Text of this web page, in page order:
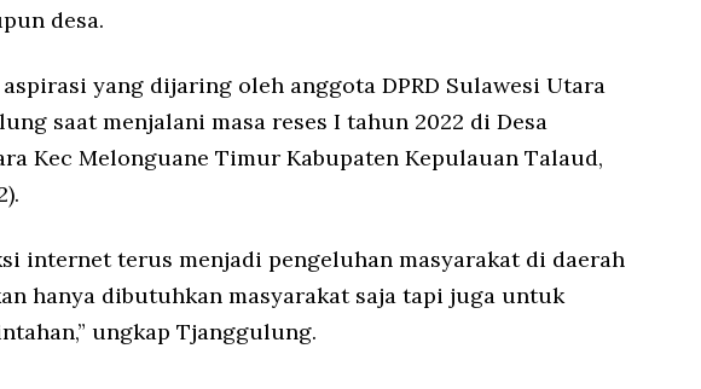
desa.
yang dijaring oleh anggota DPRD Sulawesi Utara
saat menjalani masa reses I tahun 2022 di Desa
Kec Melonguane Timur Kabupaten Kepulauan Talaud,
internet terus menjadi pengeluhan masyarakat di daerah
hanya dibutuhkan masyarakat saja tapi juga untuk
ungkap Tjanggulung.